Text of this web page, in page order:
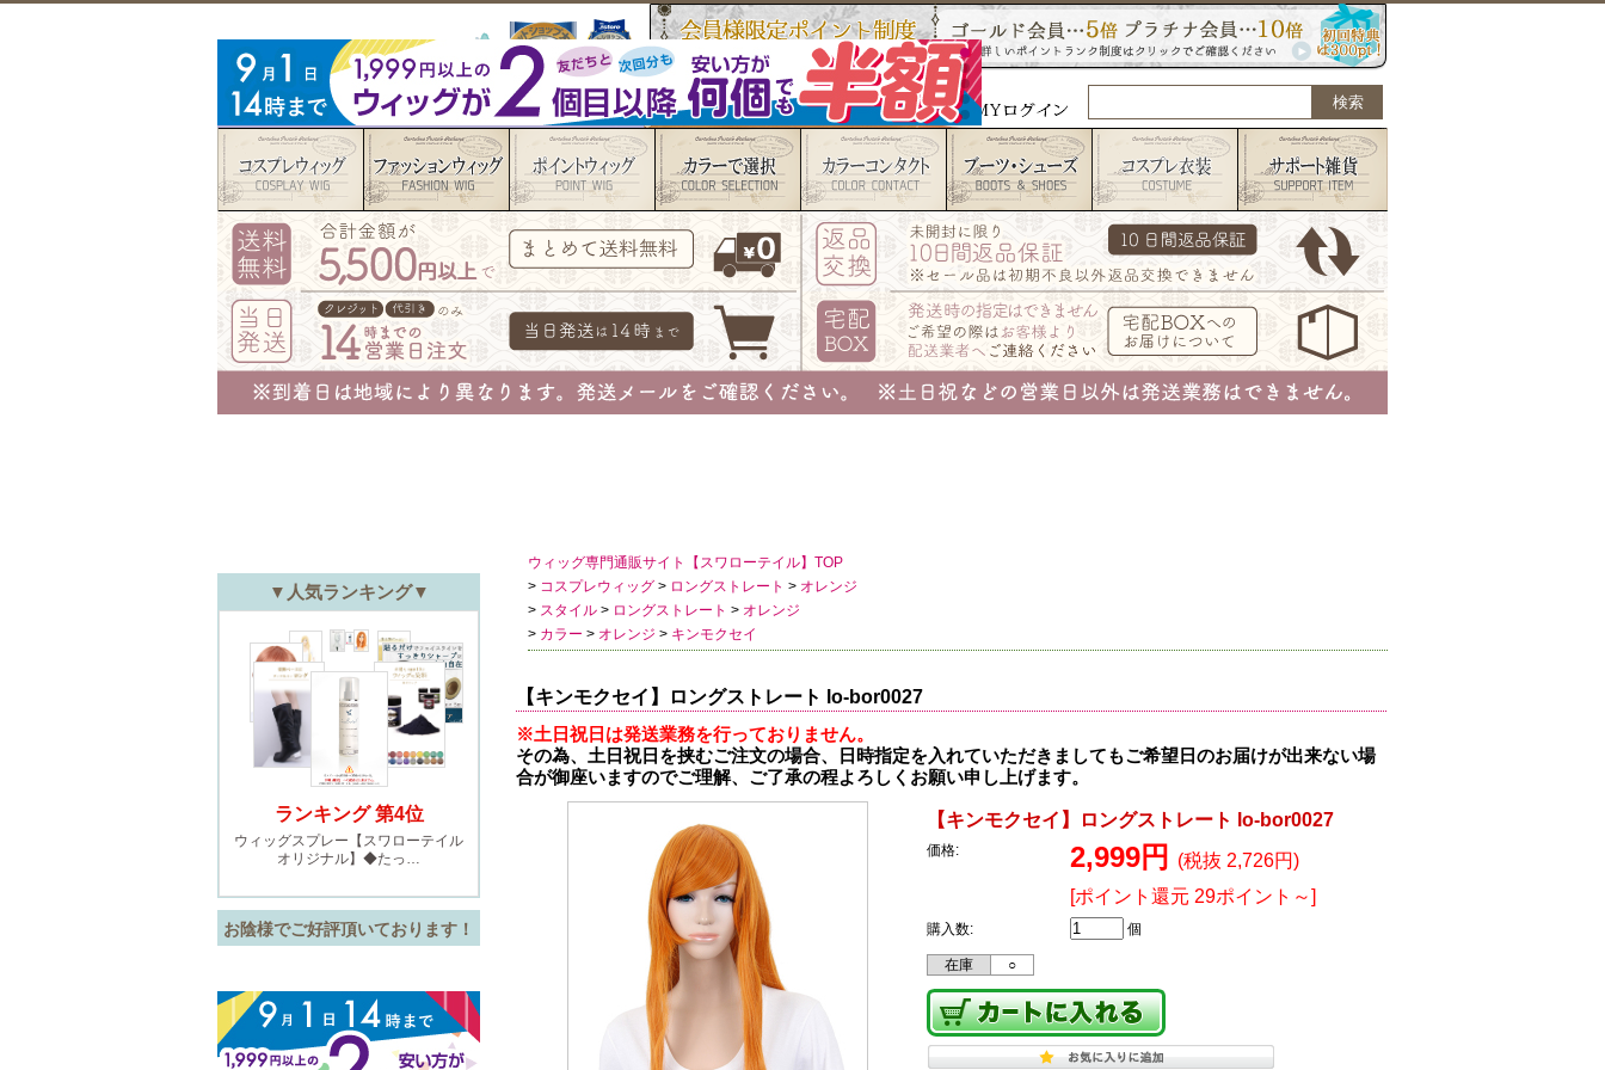
ウィッグ専門通販サイト【スワローテイル】TOP
> コスプレウィッグ > ロングストレート > オレンジ
> スタイル > ロングストレート > オレンジ
> カラー > オレンジ > キンモクセイ
【キンモクセイ】ロングストレート lo-bor0027
※土日祝日は発送業務を行っておりません。
その為、土日祝日を挟むご注文の場合、日時指定を入れていただきましてもご希望日のお届けが出来ない場
合が御座いますのでご理解、ご了承の程よろしくお願い申し上げます。
【キンモクセイ】ロングストレート lo-bor0027
価格: 2,999円
(税抜 2,726円)
[ポイント還元 29ポイント～]
購入数: 個
在庫 ○